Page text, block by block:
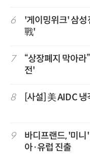
6
'게이밍위크' 삼
戰'
7
“상장폐지 막아
전'
8 [사설] 美 AIDC
9
바디프랜드, '미
아·유럽 진출